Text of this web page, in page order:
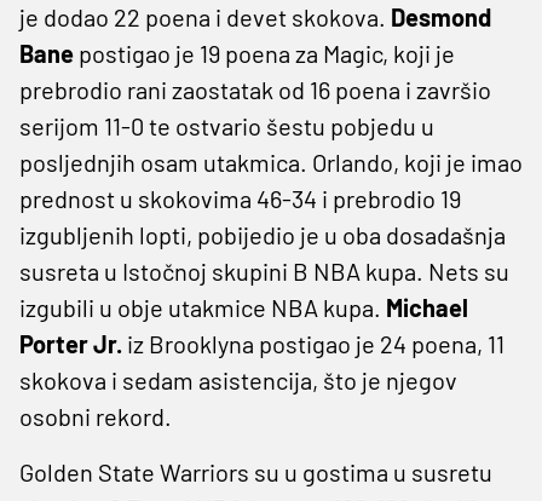
je dodao 22 poena i devet skokova. Desmond
Bane postigao je 19 poena za Magic, koji je
prebrodio rani zaostatak od 16 poena i završio
serijom 11-0 te ostvario šestu pobjedu u
posljednjih osam utakmica. Orlando, koji je imao
prednost u skokovima 46-34 i prebrodio 19
izgubljenih lopti, pobijedio je u oba dosadašnja
susreta u Istočnoj skupini B NBA kupa. Nets su
izgubili u obje utakmice NBA kupa. Michael
Porter Jr. iz Brooklyna postigao je 24 poena, 11
skokova i sedam asistencija, što je njegov
osobni rekord.
Golden State Warriors su u gostima u susretu